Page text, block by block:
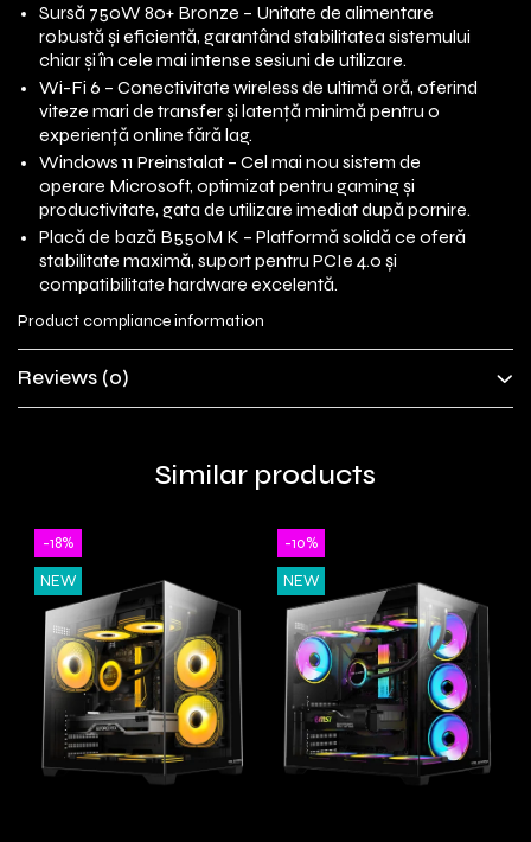
Sursă 750W 80+ Bronze – Unitate de alimentare
robustă și eficientă, garantând stabilitatea sistemului
chiar și în cele mai intense sesiuni de utilizare.
Wi-Fi 6 – Conectivitate wireless de ultimă oră, oferind
viteze mari de transfer și latență minimă pentru o
experiență online fără lag.
Windows 11 Preinstalat – Cel mai nou sistem de
operare Microsoft, optimizat pentru gaming și
productivitate, gata de utilizare imediat după pornire.
Placă de bază B550M K – Platformă solidă ce oferă
stabilitate maximă, suport pentru PCIe 4.0 și
compatibilitate hardware excelentă.
Product compliance information
Reviews (0)
Similar products
-18%
NEW
-10%
NEW